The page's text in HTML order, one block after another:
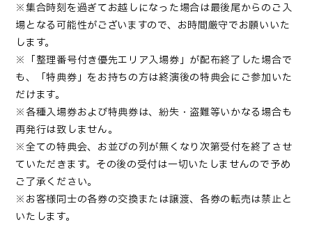
※集合時刻を過ぎてお越しになった場合は最後尾からのご入
場となる可能性がございますので、お時間厳守でお願いいた
します。
※「整理番号付き優先エリア入場券」が配布終了した場合で
も、「特典券」をお持ちの方は終演後の特典会にご参加いた
だけます。
※各種入場券および特典券は、紛失・盗難等いかなる場合も
再発行は致しません。
※全ての特典会、お並びの列が無くなり次第受付を終了させ
ていただきます。その後の受付は一切いたしませんので予め
ご了承ください。
※お客様同士の各券の交換または譲渡、各券の転売は禁止と
いたします。